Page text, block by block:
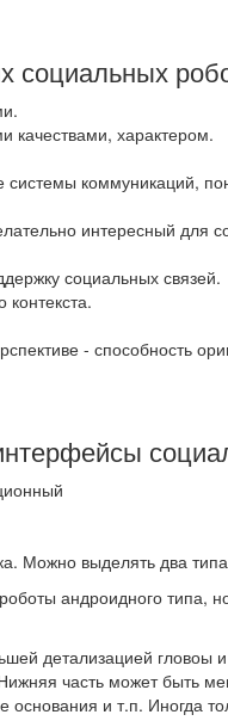
социальных
характером.
коммуникаций,
интересный для
социальных связей.
контекста.
- способность
Можно выделять два
андроидного типа,
детализацией гловоы
часть может быть
и т.п. Иногда